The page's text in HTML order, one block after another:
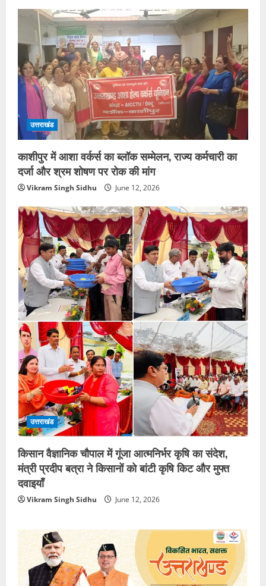
उत्तराखंड
काशीपुर में आशा वर्कर्स का ब्लॉक सम्मेलन, राज्य कर्मचारी का
दर्जा और श्रम शोषण पर रोक की मांग
Vikram Singh Sidhu June 12, 2026
उत्तराखंड
किसान वैज्ञानिक चौपाल में गूंजा आत्मनिर्भर कृषि का संदेश,
मंत्री प्रदीप बत्रा ने किसानों को बांटी कृषि किट और मुफ्त
दवाइयाँ
Vikram Singh Sidhu June 12, 2026